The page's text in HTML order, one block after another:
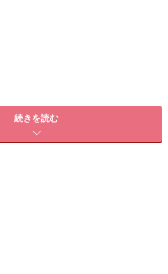
のロケで、モデルさんや女優さんに
にくいメイクテクニック＆お直し
続きを読む